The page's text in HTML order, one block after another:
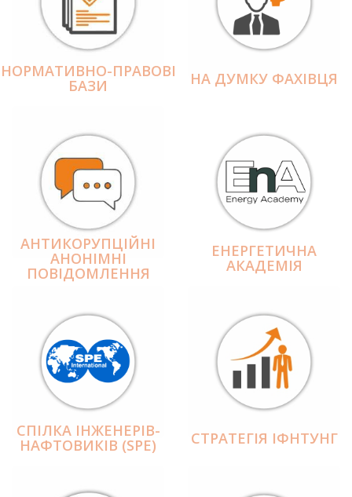
НОРМАТИВНО-ПРАВОВІ
БАЗИ НА ДУМКУ ФАХІВЦЯ
АНТИКОРУПЦІЙНІ
АНОНІМНІ
ПОВІДОМЛЕННЯ
ЕНЕРГЕТИЧНА
АКАДЕМІЯ
СПІЛКА ІНЖЕНЕРІВ-
НАФТОВИКІВ (SPE) СТРАТЕГІЯ ІФНТУНГ